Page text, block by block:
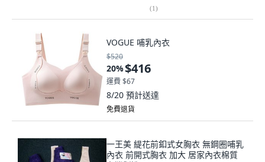
(1)
VOGUE 哺乳內衣
$520
20%$416
運費 $67
8/20 預計送達
免費退貨
一王美 緹花前釦式女胸衣 無鋼圈哺乳
內衣 前開式胸衣 加大 居家內衣棉質